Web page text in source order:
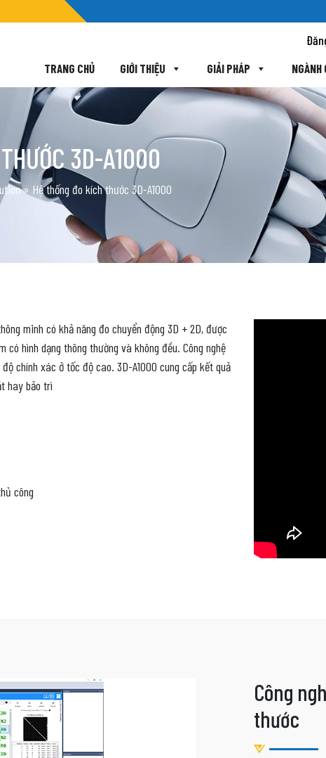
TRANG CHỦ GIỚI THIỆU GIẢI PHÁP NGÀNH
3D-A1000
» Hệ thống đo kích thước 3D-A1000
minh có khả năng đo chuyển động 3D + 2D, được
hình dạng thông thường và không đều. Công nghệ
chính xác ở tốc độ cao. 3D-A1000 cung cấp kết quả
hay bảo trì
công
Công
thước